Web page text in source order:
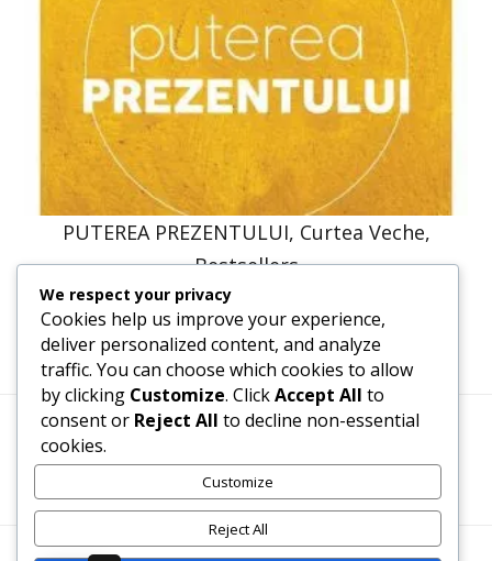
PUTEREA PREZENTULUI, Curtea Veche,
Bestsellers
58,14lei
Termeni, Condiții & Protecția Datelor (GDPR)
We respect your privacy
Cookies help us improve your experience,
deliver personalized content, and analyze
traffic. You can choose which cookies to allow
by clicking Customize. ClickAccept All to
consent or Reject All to decline non-essential
cookies.
Customize
Reject All